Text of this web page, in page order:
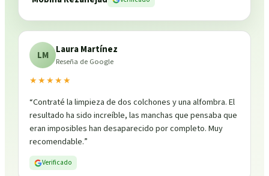
LM Laura Martínez
Reseña de Google
★★★★★
“Contraté la limpieza de dos colchones y una alfombra. El
resultado ha sido increíble, las manchas que pensaba que
eran imposibles han desaparecido por completo. Muy
recomendable.”
Verificado